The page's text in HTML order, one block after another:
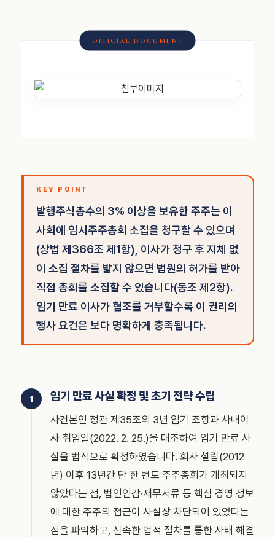
KEY POINT
발행주식총수의 3% 이상을 보유한 주주는 이
사회에 임시주주총회 소집을 청구할 수 있으며
(상법 제366조 제1항), 이사가 청구 후 지체 없
이 소집 절차를 밟지 않으면 법원의 허가를 받아
직접 총회를 소집할 수 있습니다(동조 제2항).
임기 만료 이사가 협조를 거부할수록 이 권리의
행사 요건은 보다 명확하게 충족됩니다.
임기 만료 사실 확정 및 초기 전략 수립
사건본인 정관 제35조의 3년 임기 조항과 사내이
사 취임일(2022. 2. 25.)을 대조하여 임기 만료 사
실을 법적으로 확정하였습니다. 회사 설립(2012
년) 이후 13년간 단 한 번도 주주총회가 개최되지
않았다는 점, 법인인감·재무서류 등 핵심 경영 정보
에 대한 주주의 접근이 사실상 차단되어 있었다는
점을 파악하고, 신속한 법적 절차를 통한 사태 해결